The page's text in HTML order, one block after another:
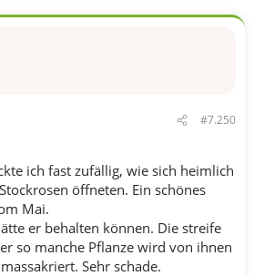
#7.250
ich fast zufällig, wie sich heimlich
öffneten. Ein schönes
Mai.
er behalten können. Die streife
so manche Pflanze wird von ihnen
Sehr schade.